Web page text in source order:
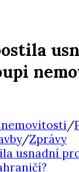
/
/Zprávy